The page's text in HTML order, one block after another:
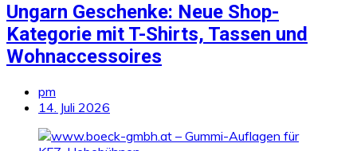
Ungarn Geschenke: Neue Shop-
Kategorie mit T-Shirts, Tassen und
Wohnaccessoires
pm
14. Juli 2026